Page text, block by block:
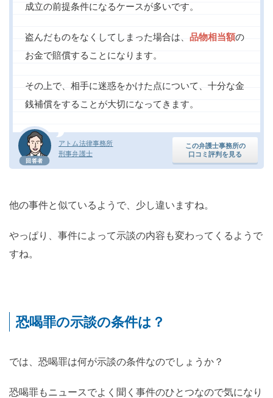
回答者
アトム法律事務所
刑事弁護士
この弁護士事務所の
口コミ評判を見る
成立の前提条件になるケースが多いです。
盗んだものをなくしてしまった場合は、 品物相当額の
お金で賠償することになります。
その上で、相手に迷惑をかけた点について、十分な金
銭補償をすることが大切になってきます。
他の事件と似ているようで、少し違いますね。
やっぱり、事件によって示談の内容も変わってくるようで
すね。
恐喝罪の示談の条件は？
では、恐喝罪は何が示談の条件なのでしょうか？
恐喝罪もニュースでよく聞く事件のひとつなので気になり